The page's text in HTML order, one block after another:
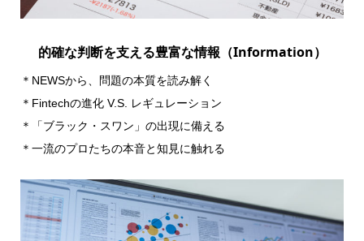
的確な判断を支える豊富な情報（Information）
＊NEWSから、問題の本質を読み解く
＊Fintechの進化 V.S. レギュレーション
＊「ブラック・スワン」の出現に備える
＊一流のプロたちの本音と知見に触れる